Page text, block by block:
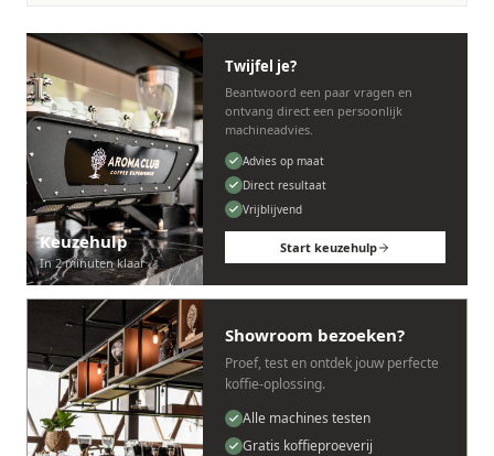
Keuzehulp
In 2 minuten klaar
Twijfel je?
Beantwoord een paar vragen en
ontvang direct een persoonlijk
machineadvies.
Advies op maat
Direct resultaat
Vrijblijvend
Start keuzehulp
Showroom bezoeken?
Proef, test en ontdek jouw perfecte
koffie-oplossing.
Alle machines testen
Gratis koffieproeverij